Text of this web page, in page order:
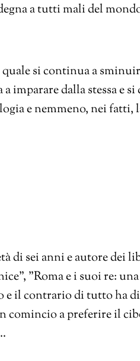
a tutti mali del
si continua a
imparare dalla stessa e
e nemmeno, nei
di sei anni e autore dei
"Roma e i suoi re:
il contrario di tutto ha
comincio a preferire il